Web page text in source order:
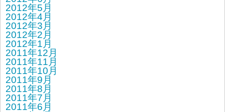
2012年5月
2012年4月
2012年3月
2012年2月
2012年1月
2011年12月
2011年11月
2011年10月
2011年9月
2011年8月
2011年7月
2011年6月